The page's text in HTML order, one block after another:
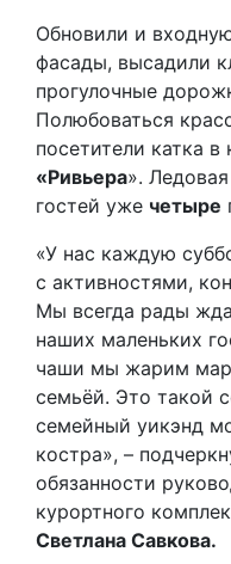
Обновили и
фасады, высадили
прогулочные
Полюбоваться
посетители катка
«Ривьера».
гостей уже четыре
«У нас каждую
с активностями,
Мы всегда рады
наших маленьких
чаши мы жарим
семьёй. Это такой
семейный уикэнд
костра», –
обязанности
курортного
Светлана Савкова.